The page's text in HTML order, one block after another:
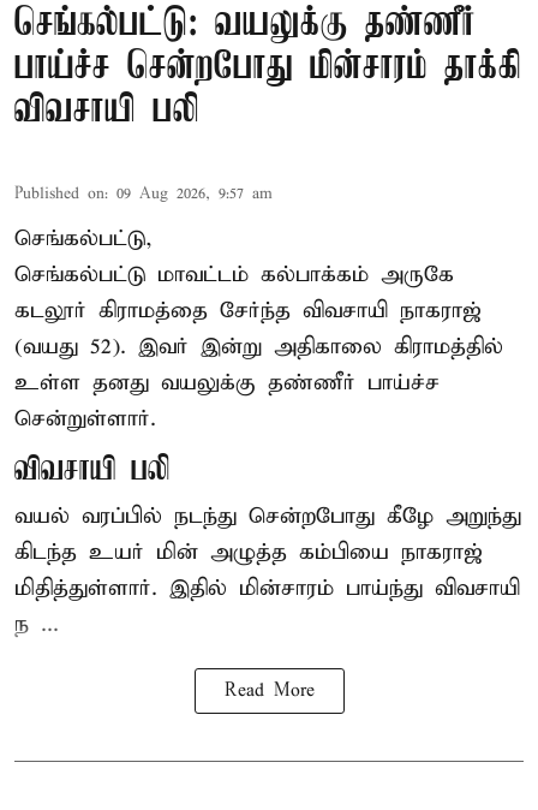
செங்கல்பட்டு: வயலுக்கு தண்ணீர்
பாய்ச்ச சென்றபோது மின்சாரம் தாக்கி
விவசாயி பலி
Published on: 09 Aug 2026, 9:57 am
செங்கல்பட்டு,
செங்கல்பட்டு மாவட்டம் கல்பாக்கம் அருகே
கடலூர் கிராமத்தை சேர்ந்த விவசாயி நாகராஜ்
(வயது 52). இவர் இன்று அதிகாலை கிராமத்தில்
உள்ள தனது வயலுக்கு தண்ணீர் பாய்ச்ச
சென்றுள்ளார்.
விவசாயி பலி
வயல் வரப்பில் நடந்து சென்றபோது கீழே அறுந்து
கிடந்த உயர் மின் அழுத்த கம்பியை நாகராஜ்
மிதித்துள்ளார். இதில் மின்சாரம் பாய்ந்து விவசாயி
ந ...
Read More